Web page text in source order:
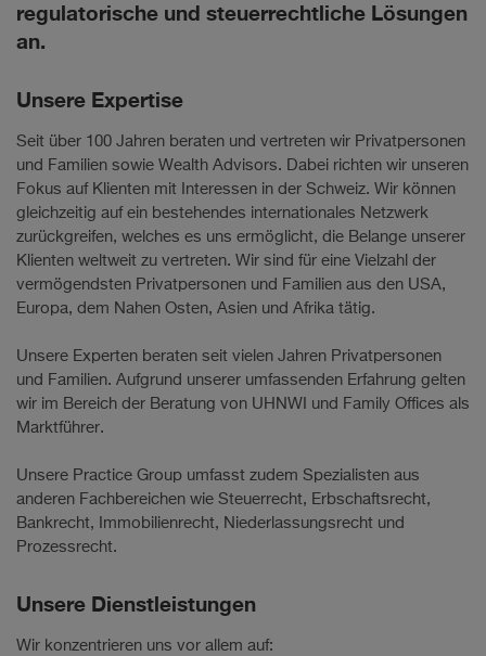
regulatorische und steuerrechtliche Lösungen
an.
Unsere Expertise
Seit über 100 Jahren beraten und vertreten wir Privatpersonen
und Familien sowie Wealth Advisors. Dabei richten wir unseren
Fokus auf Klienten mit Interessen in der Schweiz. Wir können
gleichzeitig auf ein bestehendes internationales Netzwerk
zurückgreifen, welches es uns ermöglicht, die Belange unserer
Klienten weltweit zu vertreten. Wir sind für eine Vielzahl der
vermögendsten Privatpersonen und Familien aus den USA,
Europa, dem Nahen Osten, Asien und Afrika tätig.
Unsere Experten beraten seit vielen Jahren Privatpersonen
und Familien. Aufgrund unserer umfassenden Erfahrung gelten
wir im Bereich der Beratung von UHNWI und Family Offices als
Marktführer.
Unsere Practice Group umfasst zudem Spezialisten aus
anderen Fachbereichen wie Steuerrecht, Erbschaftsrecht,
Bankrecht, Immobilienrecht, Niederlassungsrecht und
Prozessrecht.
Unsere Dienstleistungen
Wir konzentrieren uns vor allem auf: